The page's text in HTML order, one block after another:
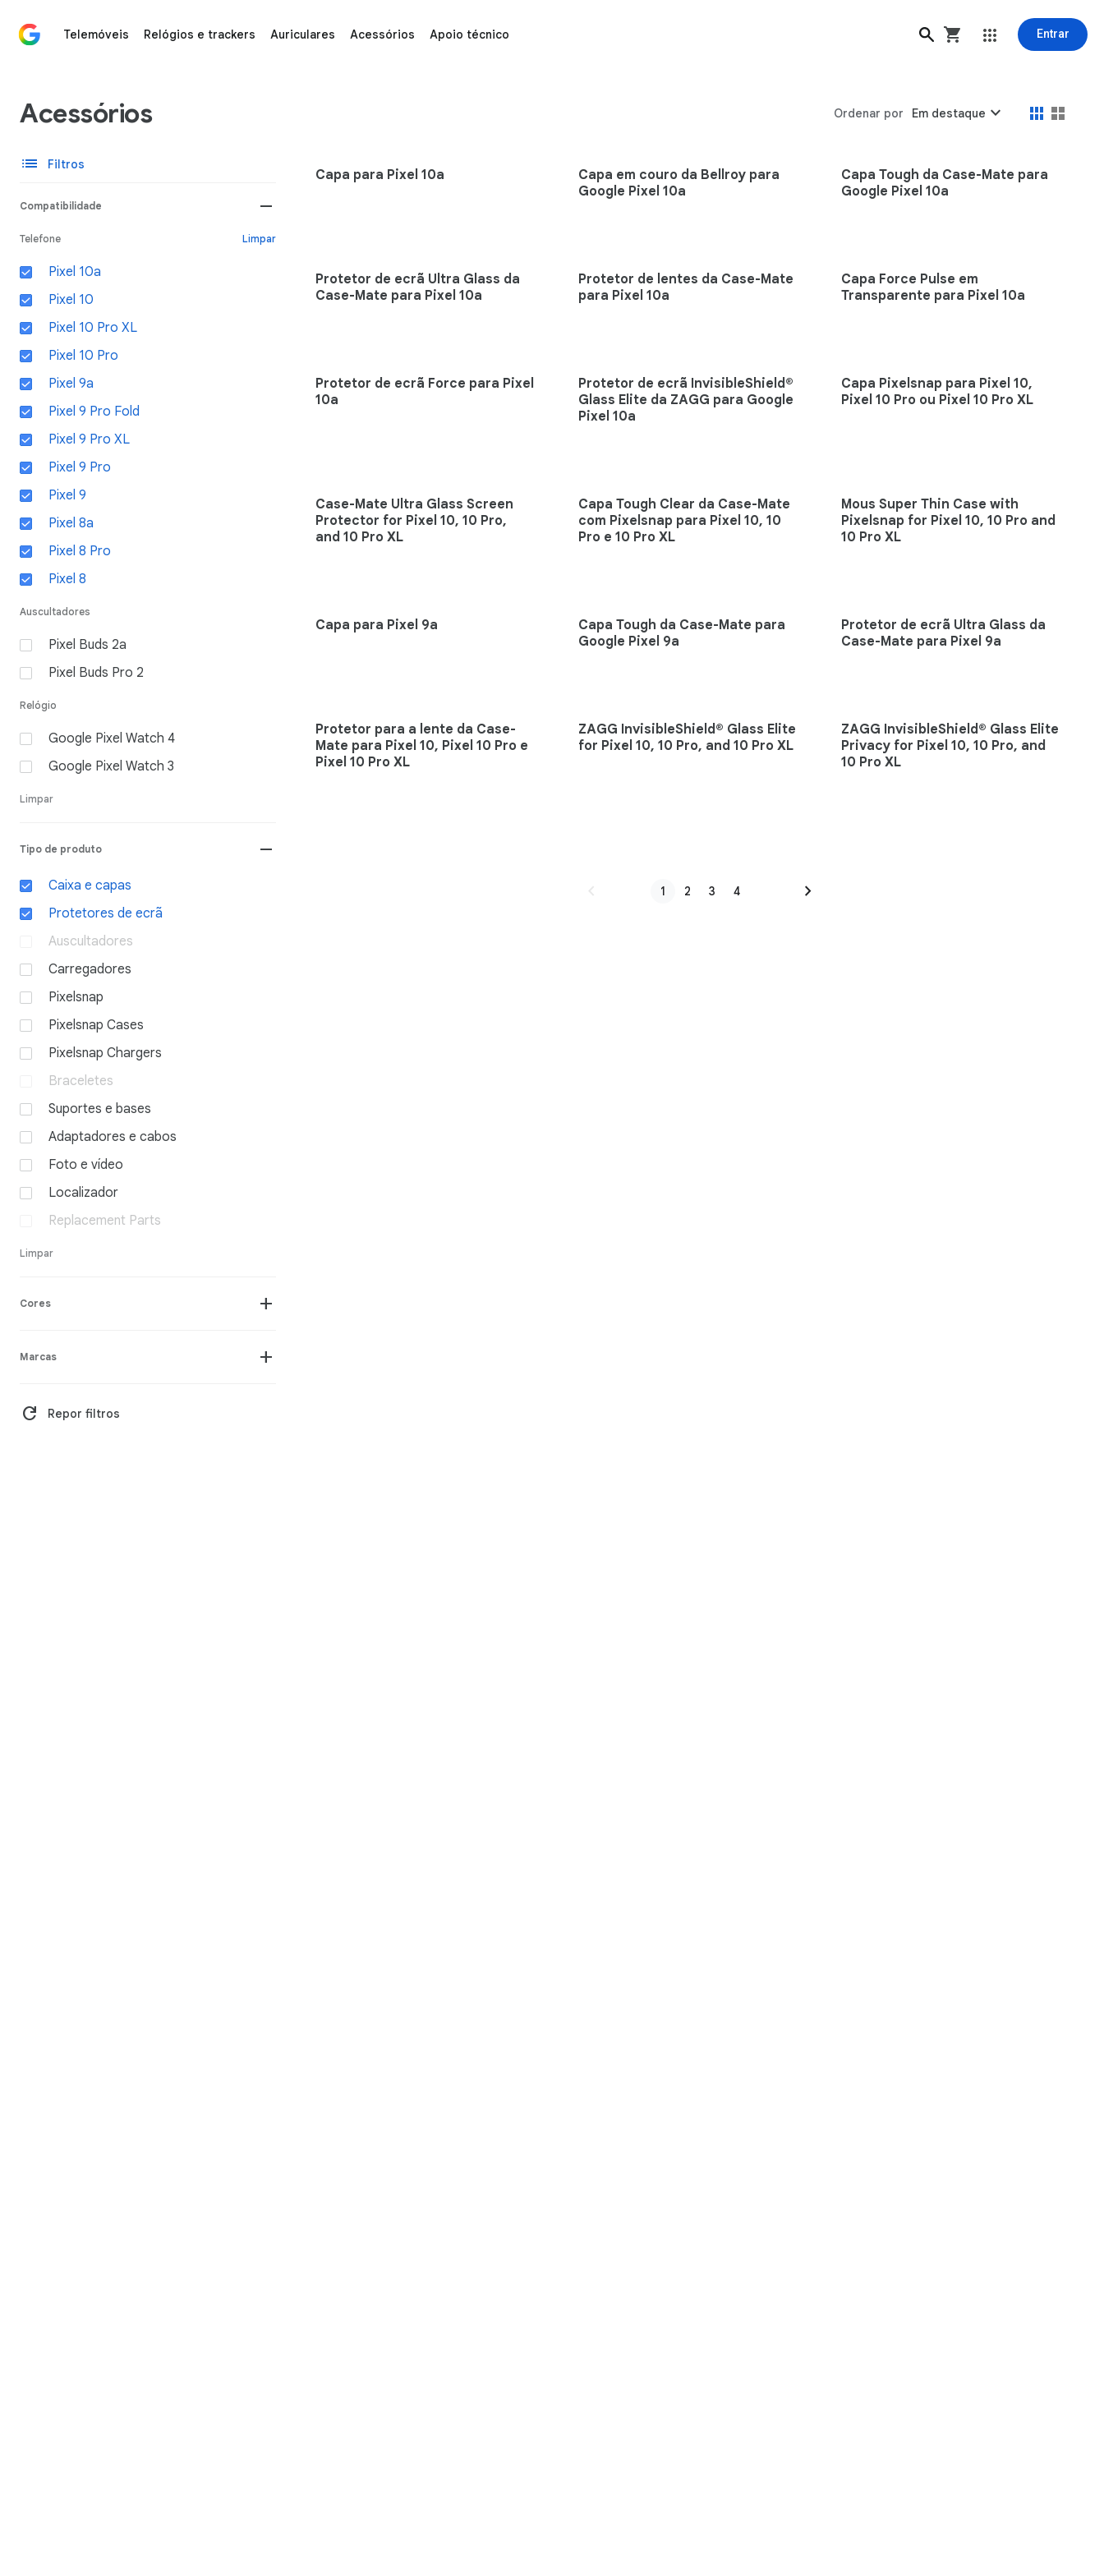
Telemóveis Relógios e trackers Auriculares Acessórios Apoio técnico Entrar
Acessórios Ordenar por Em destaque expand_more
list Filtros
Compatibilidade remove
Telefone Limpar
Pixel 10a
Pixel 10
Pixel 10 Pro XL
Pixel 10 Pro
Pixel 9a
Pixel 9 Pro Fold
Pixel 9 Pro XL
Pixel 9 Pro
Pixel 9
Pixel 8a
Pixel 8 Pro
Pixel 8
Auscultadores
Pixel Buds 2a
Pixel Buds Pro 2
Relógio
Google Pixel Watch 4
Google Pixel Watch 3
Limpar
Tipo de produto remove
Caixa e capas
Protetores de ecrã
Auscultadores
Carregadores
Pixelsnap
Pixelsnap Cases
Pixelsnap Chargers
Braceletes
Suportes e bases
Adaptadores e cabos
Foto e vídeo
Localizador
Replacement Parts
Limpar
Cores add
Marcas add
refresh Repor filtros
Capa para Pixel 10a
Capa em couro da Bellroy para
Google Pixel 10a
Capa Tough da Case-Mate para
Google Pixel 10a
Protetor de ecrã Ultra Glass da
Case-Mate para Pixel 10a
Protetor de lentes da Case-Mate
para Pixel 10a
Capa Force Pulse em
Transparente para Pixel 10a
Protetor de ecrã Force para Pixel
10a
Protetor de ecrã InvisibleShield®
Glass Elite da ZAGG para Google
Pixel 10a
Capa Pixelsnap para Pixel 10,
Pixel 10 Pro ou Pixel 10 Pro XL
Case-Mate Ultra Glass Screen
Protector for Pixel 10, 10 Pro,
and 10 Pro XL
Capa Tough Clear da Case-Mate
com Pixelsnap para Pixel 10, 10
Pro e 10 Pro XL
Mous Super Thin Case with
Pixelsnap for Pixel 10, 10 Pro and
10 Pro XL
Capa para Pixel 9a
Capa Tough da Case-Mate para
Google Pixel 9a
Protetor de ecrã Ultra Glass da
Case-Mate para Pixel 9a
Protetor para a lente da Case-
Mate para Pixel 10, Pixel 10 Pro e
Pixel 10 Pro XL
ZAGG InvisibleShield® Glass Elite
for Pixel 10, 10 Pro, and 10 Pro XL
ZAGG InvisibleShield® Glass Elite
Privacy for Pixel 10, 10 Pro, and
10 Pro XL
1 2 3 4 chevron_right